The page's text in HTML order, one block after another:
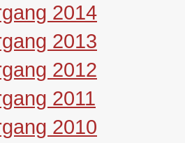
2014
2013
2012
2011
2010